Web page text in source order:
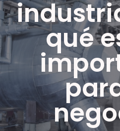
qué